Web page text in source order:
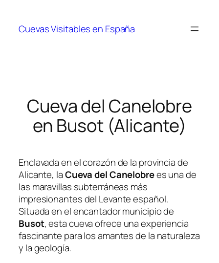
contenido
Cuevas Visitables en España
Cueva del Canelobre
en Busot (Alicante)
Enclavada en el corazón de la provincia de
Alicante, laCueva del Canelobrees una de
las maravillas subterráneas más
impresionantes del Levante español.
Situada en el encantador municipio de
Busot, esta cueva ofrece una experiencia
fascinante para los amantes de la naturaleza
y la geología.